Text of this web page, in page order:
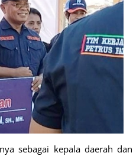
sebagai kepala daerah dan